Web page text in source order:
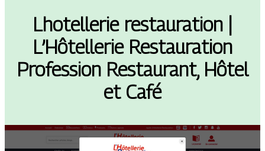
Lhotellerie restaura­tion |
L’Hôtellerie Restaura­tion
Profession Restaurant, Hôtel
et Café